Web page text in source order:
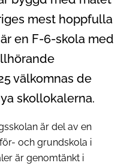
mest hoppfulla
en F-6-skola med
välkomnas de
skollokalerna.
är del av en
och grundskola i
är genomtänkt i